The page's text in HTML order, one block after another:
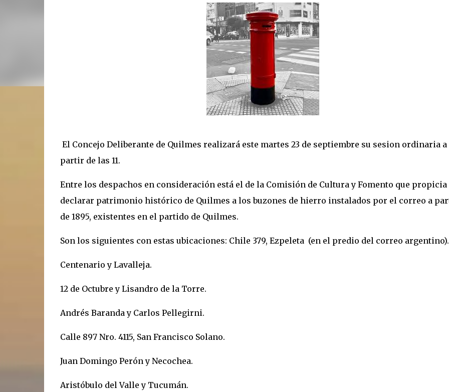
El Concejo Deliberante de Quilmes realizará este martes 23 de septiembre su sesion ordinaria a
partir de las 11.
Entre los despachos en consideración está el de la Comisión de Cultura y Fomento que propicia
declarar patrimonio histórico de Quilmes a los buzones de hierro instalados por el correo a
de 1895, existentes en el partido de Quilmes.
Son los siguientes con estas ubicaciones: Chile 379, Ezpeleta (en el predio del correo argentino).
Centenario y Lavalleja.
12 de Octubre y Lisandro de la Torre.
Andrés Baranda y Carlos Pellegirni.
Calle 897 Nro. 4115, San Francisco Solano.
Juan Domingo Perón y Necochea.
Aristóbulo del Valle y Tucumán.